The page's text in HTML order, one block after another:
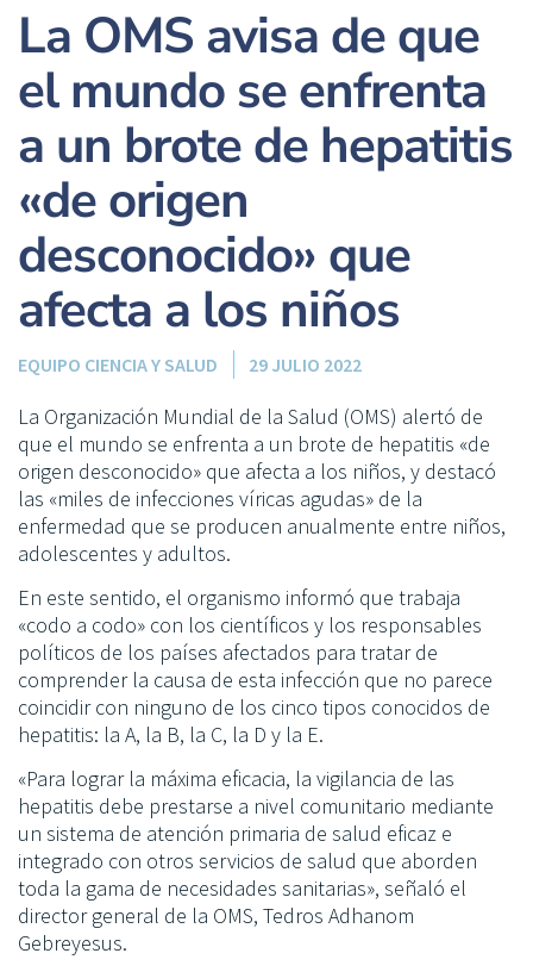
La OMS avisa de que
el mundo se enfrenta
a un brote de hepatitis
«de origen
desconocido» que
afecta a los niños
EQUIPO CIENCIA Y SALUD 29 JULIO 2022
La Organización Mundial de la Salud (OMS) alertó de
que el mundo se enfrenta a un brote de hepatitis «de
origen desconocido» que afecta a los niños, y destacó
las «miles de infecciones víricas agudas» de la
enfermedad que se producen anualmente entre niños,
adolescentes y adultos.
En este sentido, el organismo informó que trabaja
«codo a codo» con los científicos y los responsables
políticos de los países afectados para tratar de
comprender la causa de esta infección que no parece
coincidir con ninguno de los cinco tipos conocidos de
hepatitis: la A, la B, la C, la D y la E.
«Para lograr la máxima eficacia, la vigilancia de las
hepatitis debe prestarse a nivel comunitario mediante
un sistema de atención primaria de salud eficaz e
integrado con otros servicios de salud que aborden
toda la gama de necesidades sanitarias», señaló el
director general de la OMS, Tedros Adhanom
Gebreyesus.